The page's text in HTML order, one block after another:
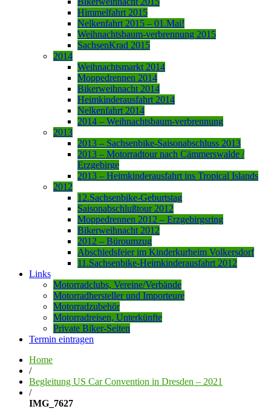
Himmelfahrt 2015
Nelkenfahrt 2015 – 01.Mai!
Weihnachtsbaum-verbrennung 2015
SachsenKrad 2015
2014
Weihnachtsmarkt 2014
Moppedrennen 2014
Bikerweihnacht 2014
Heimkinderausfahrt 2014
Nelkenfahrt 2014
2014 – Weihnachtsbaum-verbrennung
2013
2013 – Sachsenbike-Saisonabschluss 2013
2013 – Motorradtour nach Cämmerswalde /
Erzgebirge
2013 – Heimkinderausfahrt ins Tropical Islands
2012
12.Sachsenbike-Geburtstag
Saisonabschlußtour 2012
Moppedrennen 2012 – Erzgebirgsring
Bikerweihnacht 2012
2012 – Büroumzug
Abschiedsfeier im Kinderkurheim Volkersdorf
11.Sachsenbike-Heimkinderausfahrt 2012
Links
Motorradclubs, Vereine/Verbände
Motorradhersteller und Importeure
Motorradzubehör
Motorradreisen, Unterkünfte
Private Biker-Seiten
Termin eintragen
Home
/
Begleitung US Car Convention in Dresden – 2021
/
IMG_7627